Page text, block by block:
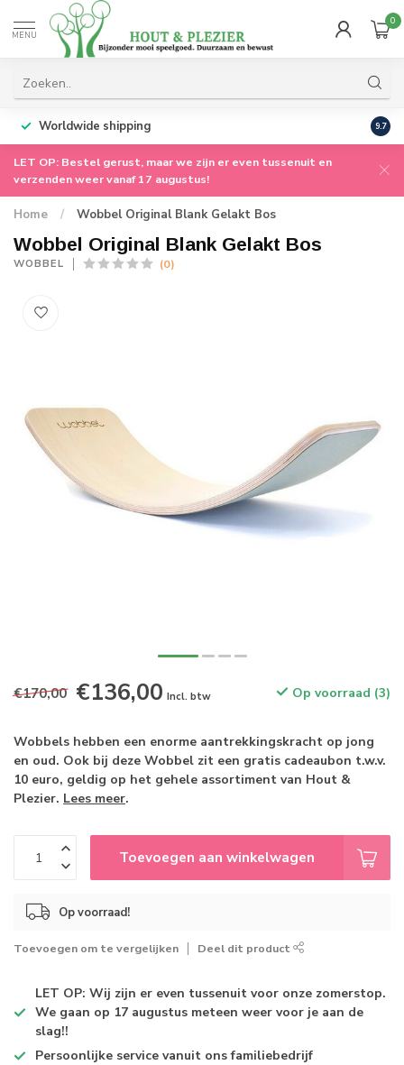
MENU
0
Worldwide shipping 9.7
LET OP: Bestel gerust, maar we zijn er even tussenuit en
verzenden weer vanaf 17 augustus!
Home / Wobbel Original Blank Gelakt Bos
Wobbel Original Blank Gelakt Bos
WOBBEL (0)
€170,00 €136,00 Incl. btw Op voorraad (3)
Wobbels hebben een enorme aantrekkingskracht op jong
en oud. Ook bij deze Wobbel zit een gratis cadeaubon t.w.v.
10 euro, geldig op het gehele assortiment van Hout &
Plezier. Lees meer.
Toevoegen aan winkelwagen
Op voorraad!
Toevoegen om te vergelijken Deel dit product
LET OP: Wij zijn er even tussenuit voor onze zomerstop.
We gaan op 17 augustus meteen weer voor je aan de
slag!!
Persoonlijke service vanuit ons familiebedrijf